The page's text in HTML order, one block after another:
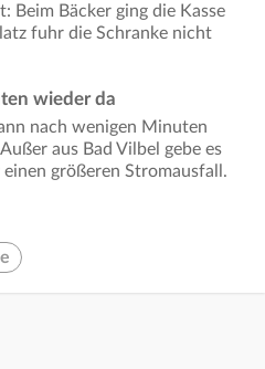
Beim Bäcker ging die Kasse
fuhr die Schranke nicht
wieder da
nach wenigen Minuten
aus Bad Vilbel gebe es
größeren Stromausfall.